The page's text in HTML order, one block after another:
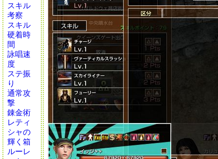
スキル
考察
スキル
硬着時
間
詠唱速
度
ステ振
り
通常攻
撃
錬金術
レティ
シャの
輝く箱
ルーレ